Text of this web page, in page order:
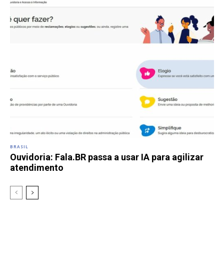
BRASIL
Ouvidoria: Fala.BR passa a usar IA para agilizar
atendimento